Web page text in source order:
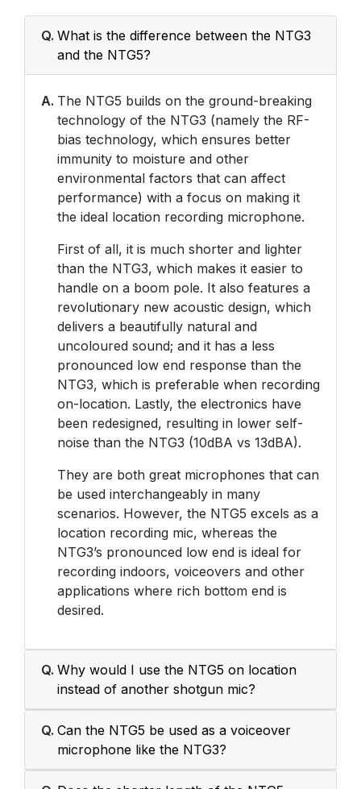
Q. What is the difference between the NTG3
and the NTG5?
A. The NTG5 builds on the ground-breaking
technology of the NTG3 (namely the RF-
bias technology, which ensures better
immunity to moisture and other
environmental factors that can affect
performance) with a focus on making it
the ideal location recording microphone.
First of all, it is much shorter and lighter
than the NTG3, which makes it easier to
handle on a boom pole. It also features a
revolutionary new acoustic design, which
delivers a beautifully natural and
uncoloured sound; and it has a less
pronounced low end response than the
NTG3, which is preferable when recording
on-location. Lastly, the electronics have
been redesigned, resulting in lower self-
noise than the NTG3 (10dBA vs 13dBA).
They are both great microphones that can
be used interchangeably in many
scenarios. However, the NTG5 excels as a
location recording mic, whereas the
NTG3’s pronounced low end is ideal for
recording indoors, voiceovers and other
applications where rich bottom end is
desired.
Q. Why would I use the NTG5 on location
instead of another shotgun mic?
Q. Can the NTG5 be used as a voiceover
microphone like the NTG3?